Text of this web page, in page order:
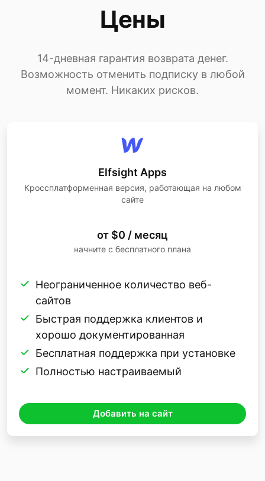
Цены
14-дневная гарантия возврата денег.
Возможность отменить подписку в любой
момент. Никаких рисков.
Elfsight Apps
Кроссплатформенная версия, работающая на любом
сайте
от $0 / месяц
начните с бесплатного плана
Неограниченное количество веб-
сайтов
Быстрая поддержка клиентов и
хорошо документированная
Бесплатная поддержка при установке
Полностью настраиваемый
Добавить на сайт